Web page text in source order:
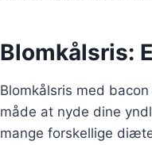
Blomkålsris:
Blomkålsris med
måde at nyde dine
mange forskellige